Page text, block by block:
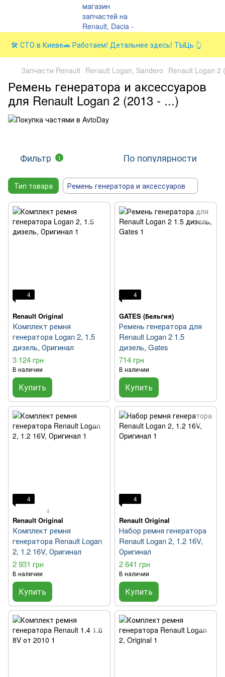
🛠️ СТО в Киеве🚗 Работаем! Детальнее здесь! ТЫЦь 👆
Запчасти Renault Renault Logan, Sandero Renault Logan 2
Ремень генератора и аксессуаров
для Renault Logan 2 (2013 - ...)
Фильтр 1 По популярности
Тип товара Ремень генератора и аксессуаров
4
Renault Original
Комплект ремня
генератора Logan 2, 1.5
дизель, Оригинал
3 124 грн
В наличии
Купить
4
GATES (Бельгия)
Ремень генератора для
Renault Logan 2 1.5
дизель, Gates
714 грн
В наличии
Купить
4
4
Renault Original
Комплект ремня
генератора Renault Logan
2, 1.2 16V, Оригинал
2 931 грн
В наличии
Купить
4
Renault Original
Набор ремня генератора
Renault Logan 2, 1.2 16V,
Оригинал
2 641 грн
В наличии
Купить